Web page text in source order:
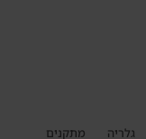
גלריה מתקנים